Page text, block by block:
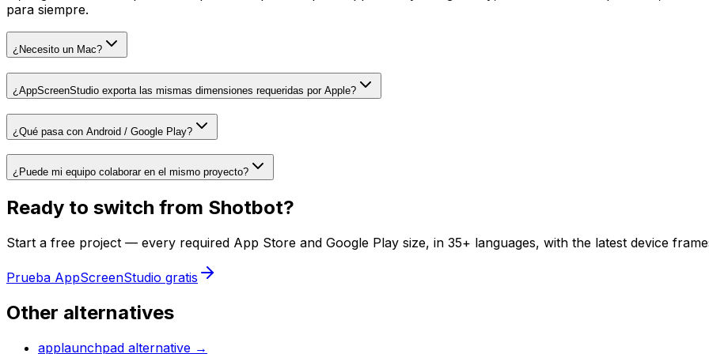
para siempre.
¿Necesito un Mac?
¿AppScreenStudio exporta las mismas dimensiones requeridas por Apple?
¿Qué pasa con Android / Google Play?
¿Puede mi equipo colaborar en el mismo proyecto?
Ready to switch from Shotbot?
Start a free project — every required App Store and Google Play size, in 35+ languages, with the latest device
Prueba AppScreenStudio gratis
Other alternatives
applaunchpad alternative →